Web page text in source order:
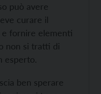
può avere
curare il
e fornire elementi
non si tratti di
esperto.
ben sperare